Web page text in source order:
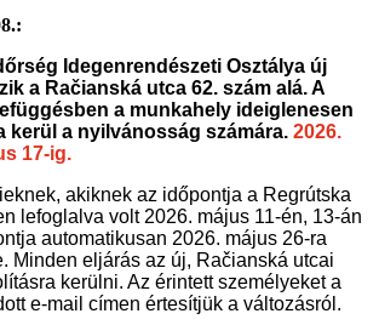
Idegenrendészeti Osztálya új
a Račianská utca 62. szám alá. A
a munkahely ideiglenesen
kerül a nyilvánosság számára. 2026.
17-ig.
akiknek az időpontja a Regrútska
lefoglalva volt 2026. május 11-én, 13-án
automatikusan 2026. május 26-ra
Minden eljárás az új, Račianská utcai
kerülni. Az érintett személyeket a
e-mail címen értesítjük a változásról.